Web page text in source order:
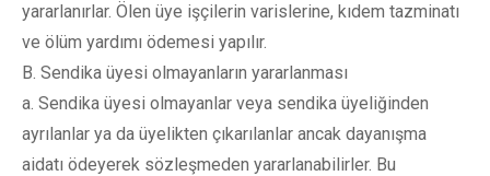
yararlanırlar. Ölen üye işçilerin varislerine, kıdem tazminatı
ve ölüm yardımı ödemesi yapılır.
B. Sendika üyesi olmayanların yararlanması
a. Sendika üyesi olmayanlar veya sendika üyeliğinden
ayrılanlar ya da üyelikten çıkarılanlar ancak dayanışma
aidatı ödeyerek sözleşmeden yararlanabilirler. Bu